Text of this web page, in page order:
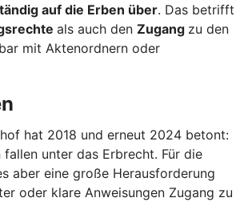
auf die Erben über. Das betrifft
als auch den Zugang zu den
mit Aktenordnern oder
hat 2018 und erneut 2024 betont:
fallen unter das Erbrecht. Für die
aber eine große Herausforderung
oder klare Anweisungen Zugang zu